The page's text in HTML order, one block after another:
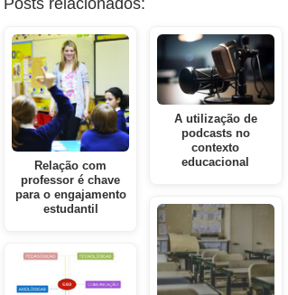
Posts relacionados:
Relação com
professor é chave
para o engajamento
estudantil
A utilização de
podcasts no
contexto
educacional